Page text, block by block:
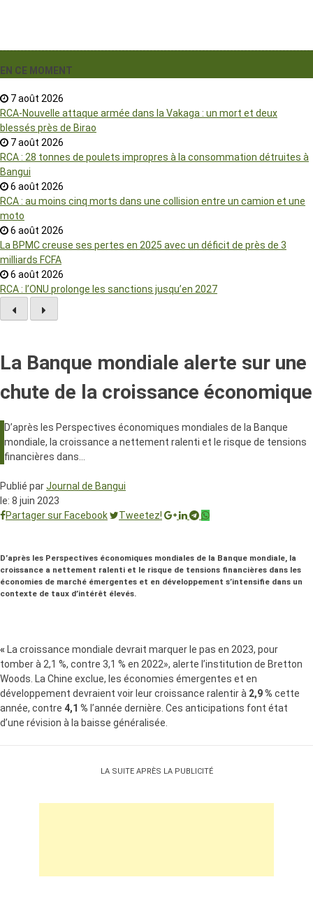
EN CE MOMENT
7 août 2026
RCA-Nouvelle attaque armée dans la Vakaga : un mort et deux
blessés près de Birao
7 août 2026
RCA : 28 tonnes de poulets impropres à la consommation détruites à
Bangui
6 août 2026
RCA : au moins cinq morts dans une collision entre un camion et une
moto
6 août 2026
La BPMC creuse ses pertes en 2025 avec un déficit de près de 3
milliards FCFA
6 août 2026
RCA : l’ONU prolonge les sanctions jusqu’en 2027
La Banque mondiale alerte sur une
chute de la croissance économique
D’après les Perspectives économiques mondiales de la Banque
mondiale, la croissance a nettement ralenti et le risque de tensions
financières dans…
Publié parJournal de Bangui
le: 8 juin 2023
Partager sur Facebook
Tweetez!
D’après les Perspectives économiques mondiales de la Banque mondiale, la
croissance a nettement ralenti et le risque de tensions financières dans les
économies de marché émergentes et en développement s’intensifie dans un
contexte de taux d’intérêt élevés.
« La croissance mondiale devrait marquer le pas en 2023, pour
tomber à 2,1 %, contre 3,1 % en 2022», alerte l’institution de Bretton
Woods. La Chine exclue, les économies émergentes et en
développement devraient voir leur croissance ralentir à 2,9 % cette
année, contre 4,1 % l’année dernière. Ces anticipations font état
d’une révision à la baisse généralisée.
LA SUITE APRÈS LA PUBLICITÉ